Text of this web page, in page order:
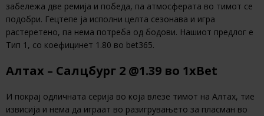
забележа две ремија и победа, па атмосферата во тимот се
подобри. Гецтепе ја исполни целта сезонава и игра
растеретено, па нема потреба од бодови. Нашиот предлог е
Тип 1, со коефицинет 1.80 во bet365.
Алтах – Салцбург 2 @1.39 во 1xBet
И покрај одличната серија во која влезе тимот на Алтах, тие
извисија и нема да играат во разигрувањето за пласман во